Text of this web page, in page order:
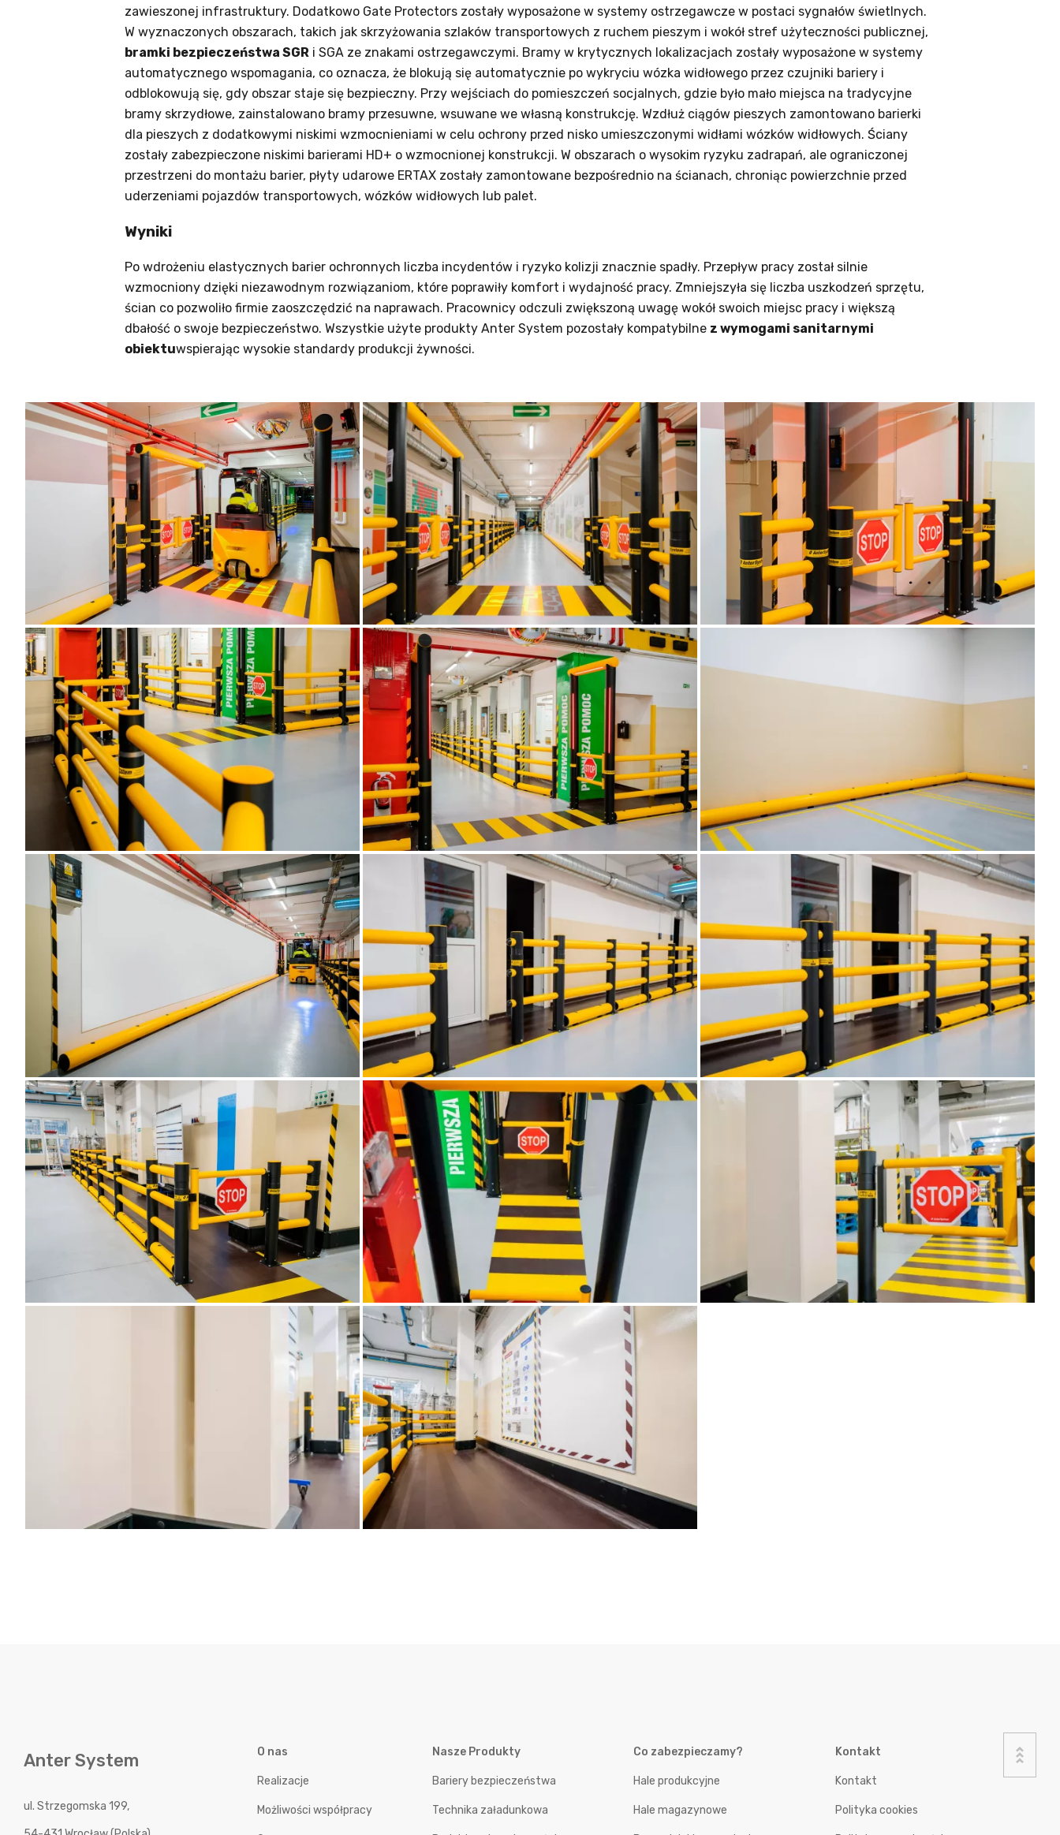
zawieszonej infrastruktury. Dodatkowo Gate Protectors zostały wyposażone w systemy ostrzegawcze w postaci sygnałów świetlnych.
W wyznaczonych obszarach, takich jak skrzyżowania szlaków transportowych z ruchem pieszym i wokół stref użyteczności publicznej,
bramki bezpieczeństwa SGR i SGA ze znakami ostrzegawczymi. Bramy w krytycznych lokalizacjach zostały wyposażone w systemy
automatycznego wspomagania, co oznacza, że blokują się automatycznie po wykryciu wózka widłowego przez czujniki bariery i
odblokowują się, gdy obszar staje się bezpieczny. Przy wejściach do pomieszczeń socjalnych, gdzie było mało miejsca na tradycyjne
bramy skrzydłowe, zainstalowano bramy przesuwne, wsuwane we własną konstrukcję. Wzdłuż ciągów pieszych zamontowano barierki
dla pieszych z dodatkowymi niskimi wzmocnieniami w celu ochrony przed nisko umieszczonymi widłami wózków widłowych. Ściany
zostały zabezpieczone niskimi barierami HD+ o wzmocnionej konstrukcji. W obszarach o wysokim ryzyku zadrapań, ale ograniczonej
przestrzeni do montażu barier, płyty udarowe ERTAX zostały zamontowane bezpośrednio na ścianach, chroniąc powierzchnie przed
uderzeniami pojazdów transportowych, wózków widłowych lub palet.
Wyniki
Po wdrożeniu elastycznych barier ochronnych liczba incydentów i ryzyko kolizji znacznie spadły. Przepływ pracy został silnie
wzmocniony dzięki niezawodnym rozwiązaniom, które poprawiły komfort i wydajność pracy. Zmniejszyła się liczba uszkodzeń sprzętu,
ścian co pozwoliło firmie zaoszczędzić na naprawach. Pracownicy odczuli zwiększoną uwagę wokół swoich miejsc pracy i większą
dbałość o swoje bezpieczeństwo. Wszystkie użyte produkty Anter System pozostały kompatybilne z wymogami sanitarnymi
obiektuwspierając wysokie standardy produkcji żywności.
Anter System
ul. Strzegomska 199,
O nas
Realizacje
Możliwości współpracy
Nasze Produkty
Bariery bezpieczeństwa
Technika załadunkowa
Co zabezpieczamy?
Hale produkcyjne
Hale magazynowe
Kontakt
Kontakt
Polityka cookies